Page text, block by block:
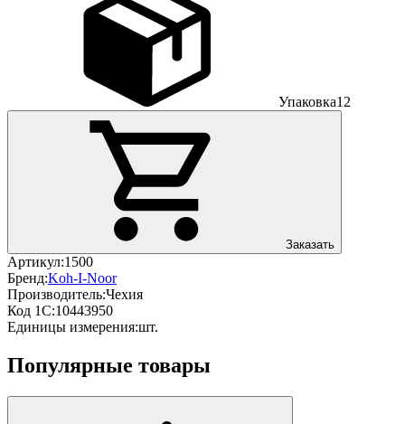
Упаковка12
Заказать
Артикул:1500
Бренд:Koh-I-Noor
Производитель:Чехия
Код 1С:10443950
Единицы измерения:шт.
Популярные товары